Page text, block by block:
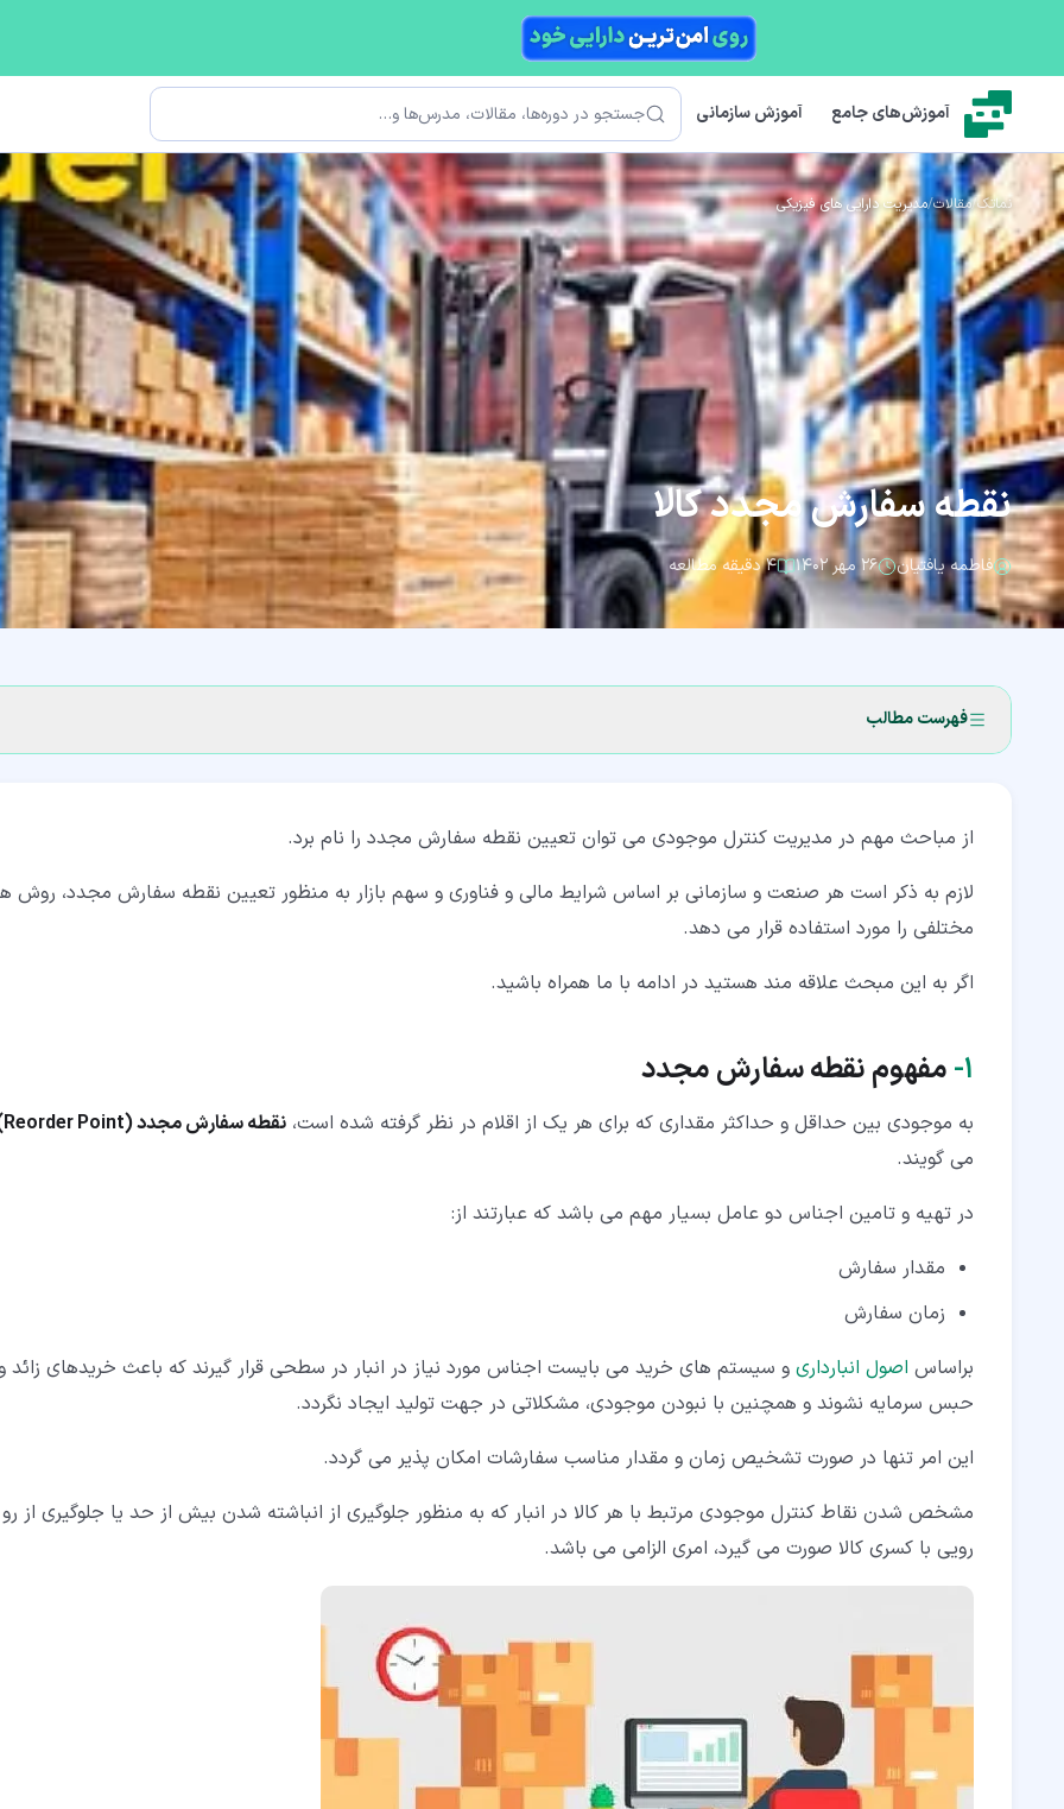
آموزش‌های جامع آموزش سازمانی جستجو
نماتک/مقالات/مدیریت دارایی های فیزیکی
نقطه سفارش مجدد کالا
فاطمه یافتیان ۲۶ مهر ۱۴۰۲ ۴ دقیقه مطالعه
فهرست مطالب
۲‏- نقاط کنترلی در نقطه سفارش مجدد
۲‏-‏۱‏- نقطه سفارش مجدد کالا
۲‏-‏۲‏- موجودی حداکثر
۲‏-‏۳‏- موجودی حداقل
۲‏-‏۵‏- متوسط موجودی یا حد مطلوب موجودی
۲‏-‏۶‏- موجودی خطرناک
۳‏- مزایای نقطه سفارش مجدد
از مباحث مهم در مدیریت کنترل موجودی می توان تعیین نقطه سفارش مجدد را نام برد.
لازم به ذکر است هر صنعت و سازمانی بر اساس شرایط مالی و فناوری و سهم بازار به منظور تعیین نقطه سفارش مجدد، روش
مختلفی را مورد استفاده قرار می دهد.
اگر به این مبحث علاقه مند هستید در ادامه با ما همراه باشید.
۱‏- مفهوم نقطه سفارش مجدد
به موجودی بین حداقل و حداکثر مقداری که برای هر یک از اقلام در نظر گرفته شده است، نقطه سفارش مجدد (Reorder Point)
می گویند.
در تهیه و تامین اجناس دو عامل بسیار مهم می باشد که عبارتند از:
مقدار سفارش
زمان سفارش
براساس اصول انبارداری و سیستم های خرید می بایست اجناس مورد نیاز در انبار در سطحی قرار گیرند که باعث خریدهای زائد
حبس سرمایه نشوند و همچنین با نبودن موجودی، مشکلاتی در جهت تولید ایجاد نگردد.
این امر تنها در صورت تشخیص زمان و مقدار مناسب سفارشات امکان پذیر می گردد.
مشخص شدن نقاط کنترل موجودی مرتبط با هر کالا در انبار که به منظور جلوگیری از انباشته شدن بیش از حد یا جلوگیری از رو
رویی با کسری کالا صورت می گیرد، امری الزامی می باشد.